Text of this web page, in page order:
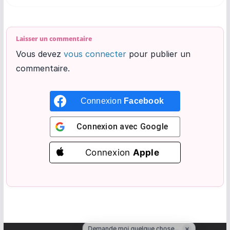
Laisser un commentaire
Vous devez vous connecterpour publier un
commentaire.
Connexion Facebook
Connexion avec Google
Connexion Apple
Demande moi quelque chose... ×